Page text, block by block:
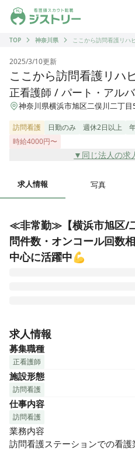
ジストリー 看護師の転職マッ
TOP
神奈川県 ここから訪問看護リ
2025/3/10更新
ここから訪問看護リ
正看護師 / パート・アル
神奈川県横浜市旭区二俣川二丁
訪問看護 日勤のみ 週休2日以上
時給4000円〜
▼同じ法人の求
求人情報 写真
≪非常勤≫【横浜市旭区/
問件数・オンコール回数
中心に活躍中💪
理念に、病院とは異なる観点
フスタイルを尊重しQOL（生活
から看取りまでを支援。様々な
合うことで質の高い最適なケア
訪問件数に応じてインセンテ
張りが給与に反映されます！休
件数やオンコール回数も相談
30代と比較的若手なメンバーが
働きたい方、若手が多くて活
求人情報
募集職種
正看護師
施設形態
訪問看護
仕事内容
訪問看護
業務内容
訪問看護ステーションでの看